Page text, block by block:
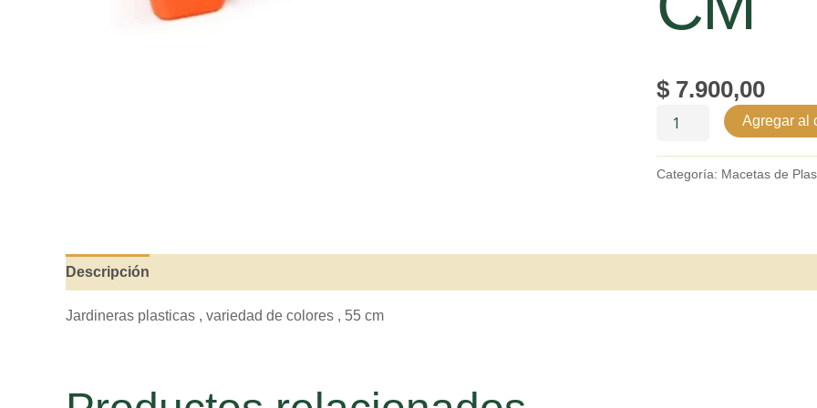
$ 7.900,00
Agregar al
Categoría: Macetas de
Descripción
Jardineras plasticas , variedad de colores , 55 cm